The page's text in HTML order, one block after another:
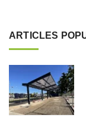
ARTICLES